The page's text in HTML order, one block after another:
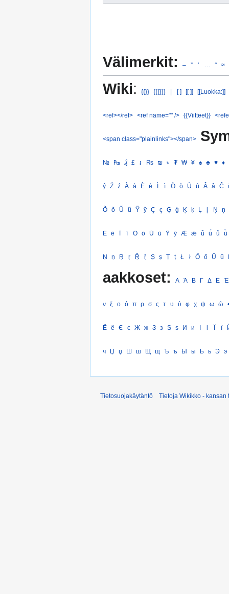
Välimerkit: – ” ’ ° ≈
Wiki: {{}} {{{}}} | [ ] [[ ]] [[Luokka:]]
<ref></ref> <ref name="" /> {{Viitteet}}
<span class="plainlinks"></span>
№ ₧ ₰ £ ៛ ₨ ₪ ৳ ₮ ₩ ¥ ♠ ♣ ♥ ♦
ý Ź ź À à È è Ì ì Ò ò Ù ù Â â Ĉ
Õ õ Ũ ũ Ỹ ỹ Ç ç Ģ ģ Ķ ķ Ļ ļ Ņ ņ
Ē ē Ī ī Ō ō Ū ū Ȳ ȳ Ǣ ǣ ǖ ǘ ǚ ǜ
Ṇ ṇ Ṛ ṛ Ṝ ṝ Ṣ ṣ Ṭ ṭ Ł ł Ő ő Ű ű
aakkoset: Α Ά Β Γ Δ Ε Έ
ν ξ ο ό π ρ σ ς τ υ ύ φ χ ψ ω ώ •
Ё ё Є є Ж ж З з Ѕ ѕ И и І і Ї ї
ч Џ џ Ш ш Щ щ Ъ ъ Ы ы Ь ь Э э
Tietosuojakäytäntö Tietoja Wikikko - kansan